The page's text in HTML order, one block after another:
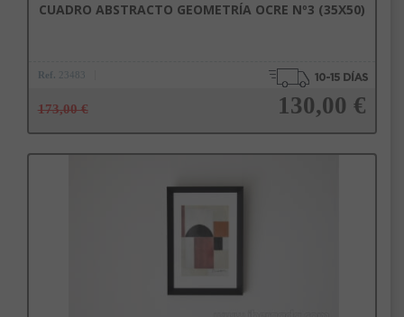
CUADRO ABSTRACTO GEOMETRÍA OCRE Nº3 (35X50)
Ref.
173,00 € 130,00 €